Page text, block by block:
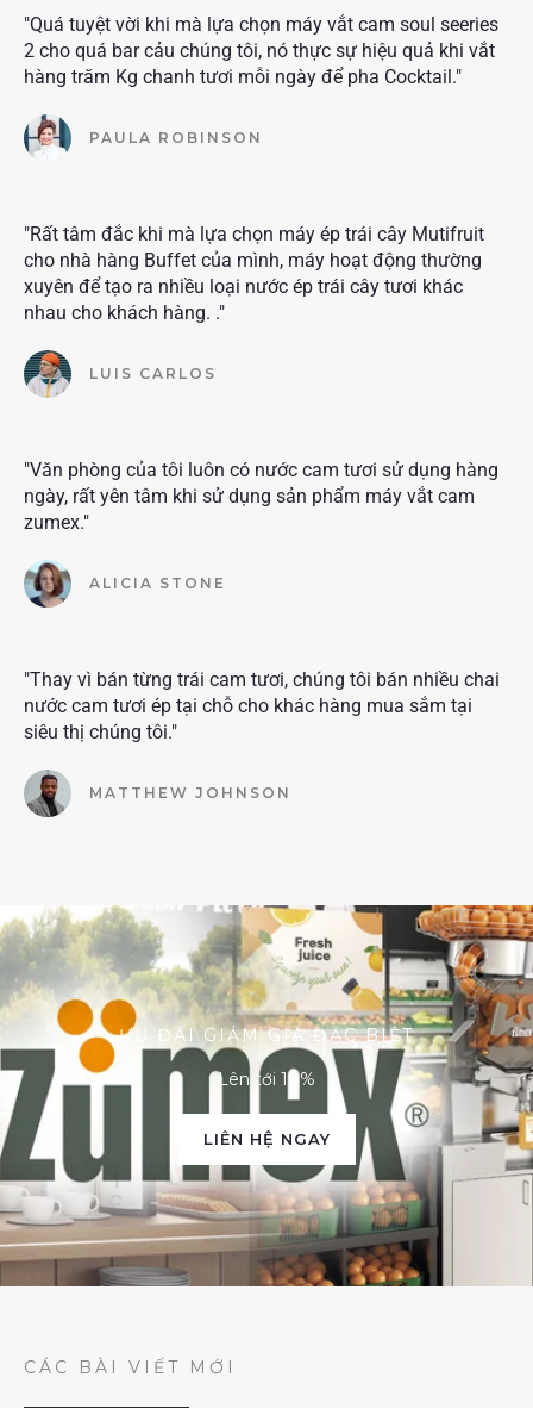
"Quá tuyệt vời khi mà lựa chọn máy vắt cam soul seeries
2 cho quá bar cảu chúng tôi, nó thực sự hiệu quả khi vắt
hàng trăm Kg chanh tươi mỗi ngày để pha Cocktail."
PAULA ROBINSON
"Rất tâm đắc khi mà lựa chọn máy ép trái cây Mutifruit
cho nhà hàng Buffet của mình, máy hoạt động thường
xuyên để tạo ra nhiều loại nước ép trái cây tươi khác
nhau cho khách hàng. ."
LUIS CARLOS
"Văn phòng của tôi luôn có nước cam tươi sử dụng hàng
ngày, rất yên tâm khi sử dụng sản phẩm máy vắt cam
zumex."
ALICIA STONE
"Thay vì bán từng trái cam tươi, chúng tôi bán nhiều chai
nước cam tươi ép tại chỗ cho khác hàng mua sắm tại
siêu thị chúng tôi."
MATTHEW JOHNSON
ƯU ĐÃI GIẢM GIÁ ĐẶC BIỆT
Lên tới 10%
LIÊN HỆ NGAY
CÁC BÀI VIẾT MỚI